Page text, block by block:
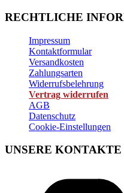
RECHTLICHE
Impressum
Kontaktformular
Versandkosten
Zahlungsarten
Widerrufsbelehrung
Vertrag widerrufen
AGB
Datenschutz
Cookie-Einstellungen
UNSERE KONTAKTE